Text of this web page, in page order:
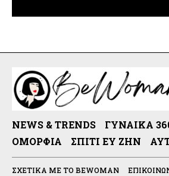
NEWS & TRENDS ΓΥΝΑΊΚΑ
ΟΜΟΡΦΙΆ
ΣΠΊΤΙ ΕΥ ΖΗΝ
ΣΧΕΤΙΚΆ ΜΕ ΤΟ BEWOMAN